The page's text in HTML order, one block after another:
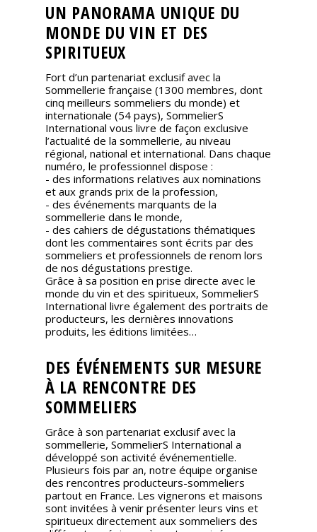
UN PANORAMA UNIQUE DU
MONDE DU VIN ET DES
SPIRITUEUX
Fort d’un partenariat exclusif avec la
Sommellerie française (1300 membres, dont
cinq meilleurs sommeliers du monde) et
internationale (54 pays), SommelierS
International vous livre de façon exclusive
l’actualité de la sommellerie, au niveau
régional, national et international. Dans chaque
numéro, le professionnel dispose :
- des informations relatives aux nominations
et aux grands prix de la profession,
- des événements marquants de la
sommellerie dans le monde,
- des cahiers de dégustations thématiques
dont les commentaires sont écrits par des
sommeliers et professionnels de renom lors
de nos dégustations prestige.
Grâce à sa position en prise directe avec le
monde du vin et des spiritueux, SommelierS
International livre également des portraits de
producteurs, les dernières innovations
produits, les éditions limitées…
DES ÉVÉNEMENTS SUR MESURE
À LA RENCONTRE DES
SOMMELIERS
Grâce à son partenariat exclusif avec la
sommellerie, SommelierS International a
développé son activité événementielle.
Plusieurs fois par an, notre équipe organise
des rencontres producteurs-sommeliers
partout en France. Les vignerons et maisons
sont invitées à venir présenter leurs vins et
spiritueux directement aux sommeliers des